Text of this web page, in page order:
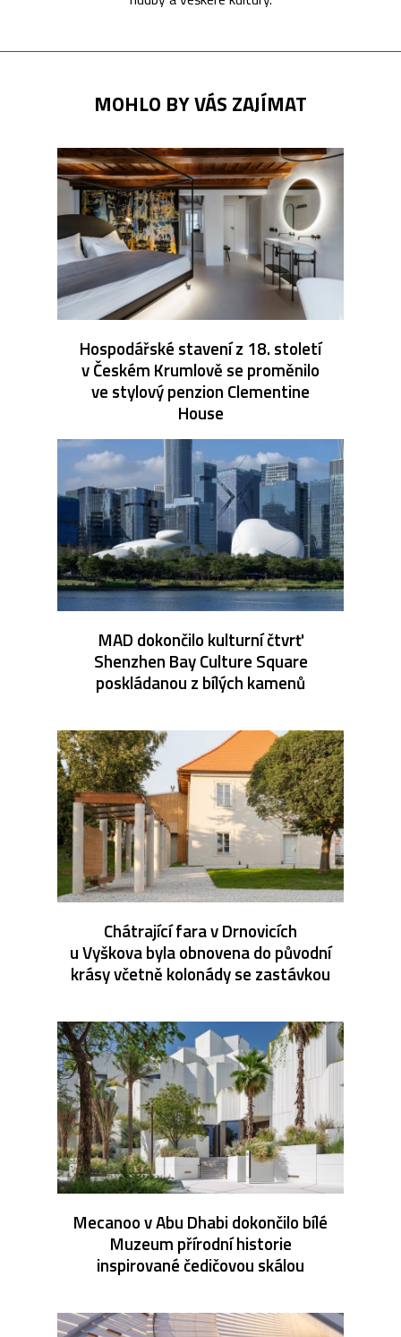
MOHLO BY VÁS ZAJÍMAT
Hospodářské stavení z 18. století
v Českém Krumlově se proměnilo
ve stylový penzion Clementine
House
MAD dokončilo kulturní čtvrť
Shenzhen Bay Culture Square
poskládanou z bílých kamenů
Chátrající fara v Drnovicích
u Vyškova byla obnovena do původní
krásy včetně kolonády se zastávkou
Mecanoo v Abu Dhabi dokončilo bílé
Muzeum přírodní historie
inspirované čedičovou skálou